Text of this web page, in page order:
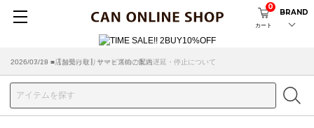
カート
0
BRAND
2026/07/29 ■【お知らせ】ヤマト運輸の配送遅延・停止について
2026/03/18 ■店舗受け取りサービスのご案内